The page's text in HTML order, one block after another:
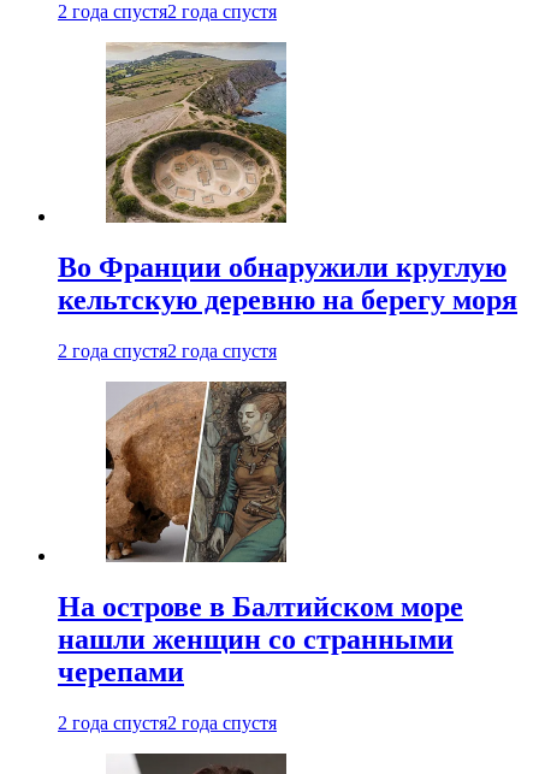
2 года спустя2 года спустя
Во Франции обнаружили круглую
кельтскую деревню на берегу моря
2 года спустя2 года спустя
На острове в Балтийском море
нашли женщин со странными
черепами
2 года спустя2 года спустя